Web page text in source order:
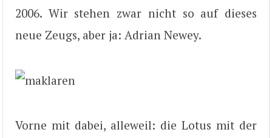
2006. Wir stehen zwar nicht so auf dieses
neue Zeugs, aber ja: Adrian Newey.
Vorne mit dabei, alleweil: die Lotus mit der